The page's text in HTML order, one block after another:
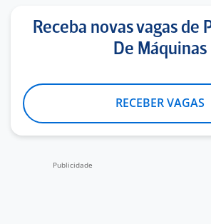
Receba novas vagas de
De Máquinas
RECEBER VAGAS